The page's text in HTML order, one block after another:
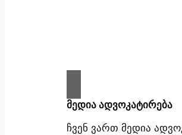
მედია ადვოკატირება
ჩვენ ვართ მედია